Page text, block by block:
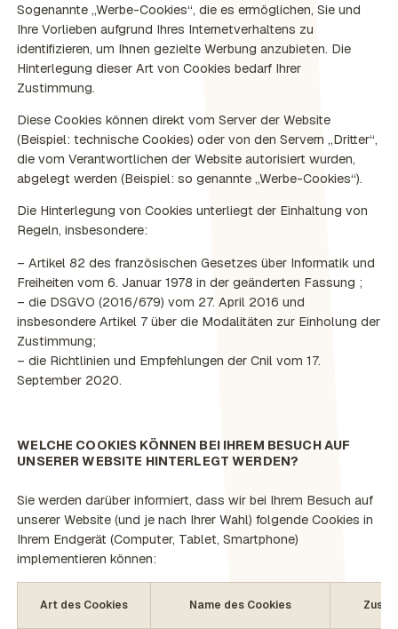
Sogenannte „Werbe-Cookies“, die es ermöglichen, Sie und
Ihre Vorlieben aufgrund Ihres Internetverhaltens zu
identifizieren, um Ihnen gezielte Werbung anzubieten. Die
Hinterlegung dieser Art von Cookies bedarf Ihrer
Zustimmung.
Diese Cookies können direkt vom Server der Website
(Beispiel: technische Cookies) oder von den Servern „Dritter“,
die vom Verantwortlichen der Website autorisiert wurden,
abgelegt werden (Beispiel: so genannte „Werbe-Cookies“).
Die Hinterlegung von Cookies unterliegt der Einhaltung von
Regeln, insbesondere:
– Artikel 82 des französischen Gesetzes über Informatik und
Freiheiten vom 6. Januar 1978 in der geänderten Fassung ;
– die DSGVO (2016/679) vom 27. April 2016 und
insbesondere Artikel 7 über die Modalitäten zur Einholung der
Zustimmung;
– die Richtlinien und Empfehlungen der Cnil vom 17.
September 2020.
WELCHE COOKIES KÖNNEN BEI IHREM BESUCH AUF
UNSERER WEBSITE HINTERLEGT WERDEN?
Sie werden darüber informiert, dass wir bei Ihrem Besuch auf
unserer Website (und je nach Ihrer Wahl) folgende Cookies in
Ihrem Endgerät (Computer, Tablet, Smartphone)
implementieren können:
Art des Cookies Name des Cookies